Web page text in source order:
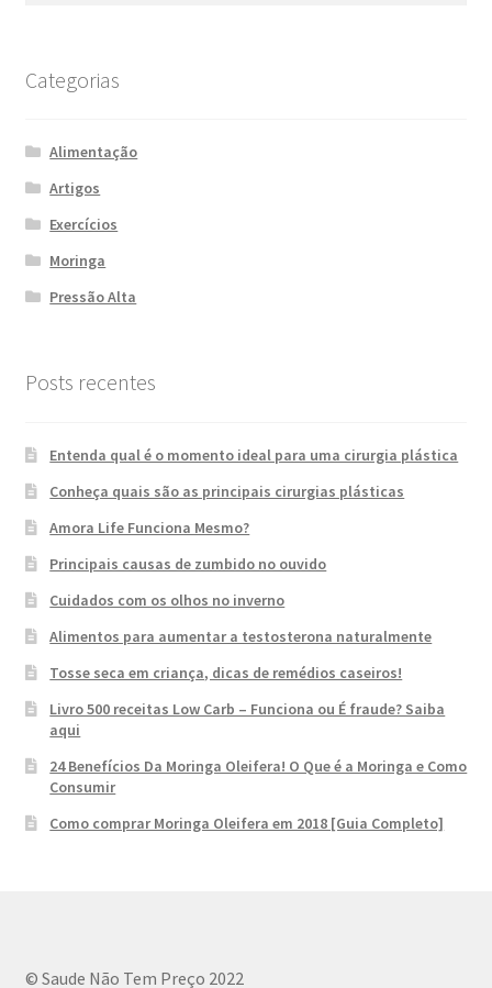
Categorias
Alimentação
Artigos
Exercícios
Moringa
Pressão Alta
Posts recentes
Entenda qual é o momento ideal para uma cirurgia plástica
Conheça quais são as principais cirurgias plásticas
Amora Life Funciona Mesmo?
Principais causas de zumbido no ouvido
Cuidados com os olhos no inverno
Alimentos para aumentar a testosterona naturalmente
Tosse seca em criança, dicas de remédios caseiros!
Livro 500 receitas Low Carb – Funciona ou É fraude? Saiba
aqui
24 Benefícios Da Moringa Oleifera! O Que é a Moringa e Como
Consumir
Como comprar Moringa Oleifera em 2018 [Guia Completo]
© Saude Não Tem Preço 2022